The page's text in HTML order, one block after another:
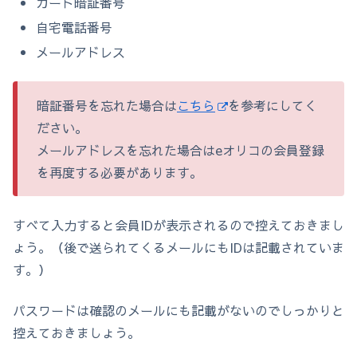
自宅電話番号
メールアドレス
暗証番号を忘れた場合はこちら
を参考にしてく
ださい。
メールアドレスを忘れた場合はeオリコの会員登録
を再度する必要があります。
すべて入力すると会員IDが表示されるので控えておきまし
ょう。（後で送られてくるメールにもIDは記載されていま
す。）
パスワードは確認のメールにも記載がないのでしっかりと
控えておきましょう。